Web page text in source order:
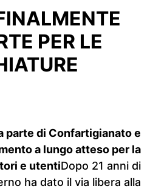
PER LE
parte di Confartigianato e
a lungo atteso per la
e utentiDopo 21 anni di
ha dato il via libera alla